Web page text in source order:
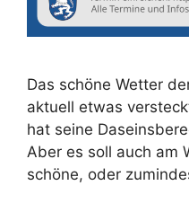
Das schöne Wetter
aktuell etwas
hat seine
Aber es soll auch am
schöne, oder